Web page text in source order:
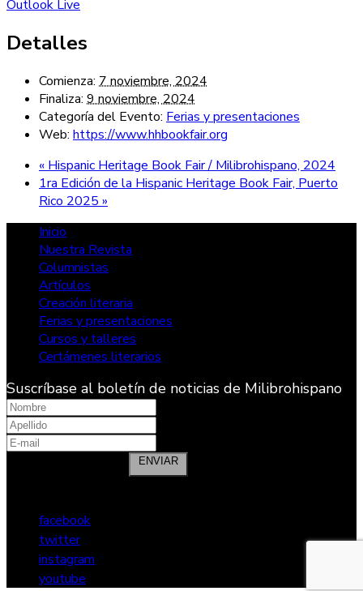
Outlook Live
Detalles
Comienza: 7 noviembre, 2024
Finaliza: 9 noviembre, 2024
Categoría del Evento: Ferias y presentaciones
Web: https://www.hhbookfair.org
« Hispanic Heritage Book Fair / Milibrohispano, 2024
1ra Edición de la Hispanic Heritage Book Fair, Puerto
Rico 2025 »
Inicio
Nuestra Revista
Columnistas
Artículos
Creación literaria
Ferias y presentaciones
Cursos y talleres
Certámenes literarios
Suscríbase al boletín de noticias de Milibrohispano
ENVIAR
facebook
twitter
instagram
youtube